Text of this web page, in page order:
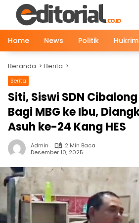
Langsung
konten
Home
News Politik Hukrim
Beranda Berita
Berita
Siti, Siswi SDN
Bagi MBG ke Ibu,
Asuh ke-24 Kang HES
Admin
2 Min Baca
Desember 10, 2025